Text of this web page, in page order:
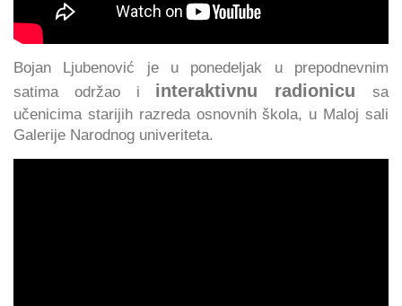
Bojan Ljubenović je u ponedeljak u prepodnevnim
satima održao i interaktivnu radionicusa
učenicima starijih razreda osnovnih škola, u Maloj sali
Galerije Narodnog univeriteta.